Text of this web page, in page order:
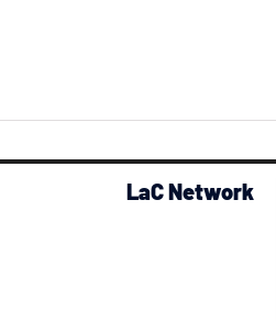
LaC Network